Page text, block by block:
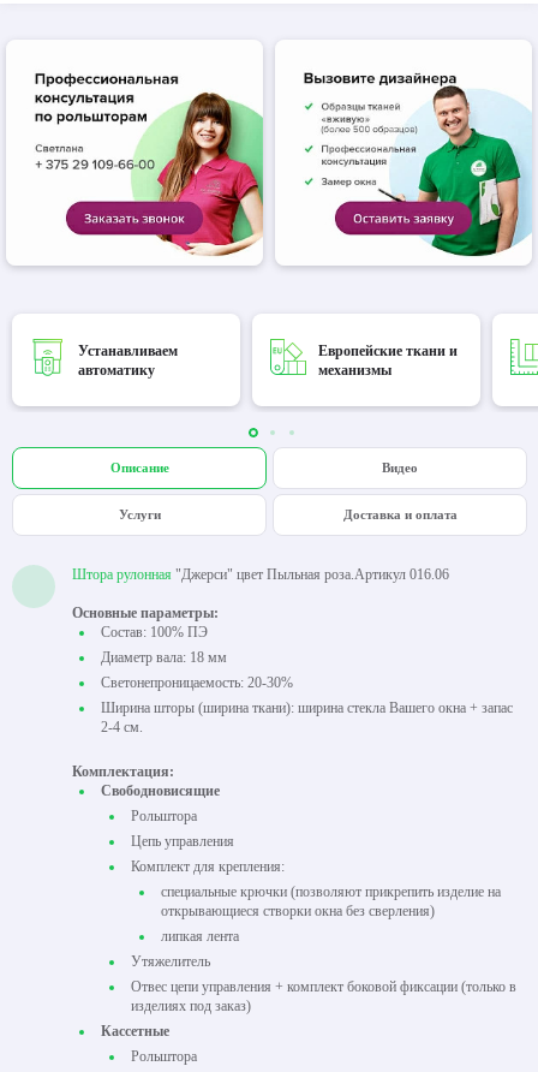
Устанавливаем
автоматику
Европейские ткани и
механизмы
Описание Видео
Услуги Доставка и оплата
Штора рулонная "Джерси" цвет Пыльная роза.Артикул 016.06
Основные параметры:
Состав: 100% ПЭ
Диаметр вала: 18 мм
Светонепроницаемость: 20-30%
Ширина шторы (ширина ткани): ширина стекла Вашего окна + запас
2-4 см.
Комплектация:
Свободновисящие
Рольштора
Цепь управления
Комплект для крепления:
специальные крючки (позволяют прикрепить изделие на
открывающиеся створки окна без сверления)
липкая лента
Утяжелитель
Отвес цепи управления + комплект боковой фиксации (только в
изделиях под заказ)
Кассетные
Рольштора